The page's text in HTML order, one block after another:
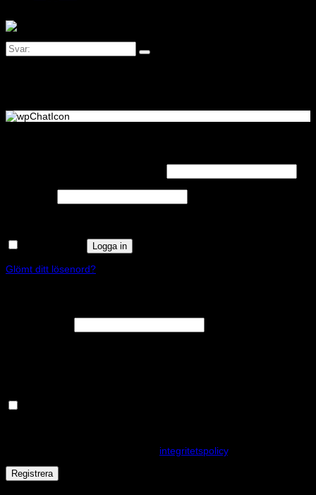
Obligatoriskt
Logga in
Glömt ditt lösenord?
integritetspolicy.
Registrera